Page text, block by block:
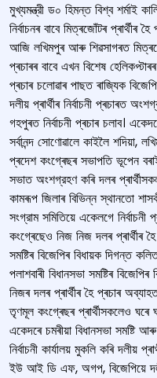
মুখ্যমন্ত্রী ড০ হিমন্ত বিশ্ব শৰ্মাই
নিৰ্বাচনৰ বাবে মিত্ৰজোঁটৰ প্ৰাৰ্থীৰ
আজি লখিমপুৰ আৰু শিৱসাগৰত
প্ৰচাৰৰ বাবে এখন বিশেষ
প্ৰচাৰ চলোৱাৰ পাছত ৰাজ্যিক
দলীয় প্ৰাৰ্থীৰ নিৰ্বাচনী প্ৰচাৰত
গহপুৰত নির্বাচনী প্ৰচাৰ চলাব।
সৰ্বানন্দ সোণোৱালে কাইলৈ শদিয়া,
প্ৰদেশ কংগ্ৰেছৰ সভাপতি ভূপেন
সভাত অংশগ্রহণ কৰি দলৰ
কামৰূপ জিলাৰ বিভিন্ন স্থানতো
সংগ্রাম সমিতিয়ে একেলগে
কংগ্ৰেছেও নিজ নিজ দলৰ প্ৰাৰ্থীৰ
সমষ্টিৰ বিজেপিৰ বিধায়ক দিগন্ত
পলাশবাৰী বিধানসভা সমষ্টিৰ
নিজৰ দলৰ প্ৰাৰ্থীৰ হৈ প্ৰচাৰ
তৃণমূল কংগ্ৰেছৰ প্ৰাৰ্থীসকলেও ঘৰে
একেদৰে চমৰীয়া বিধানসভা সমষ্টি
নির্বাচনী কার্যালয় মুকলি কৰি দলীয়
ইউ আই ডি এফ, অগপ, বিজেপিয়ে